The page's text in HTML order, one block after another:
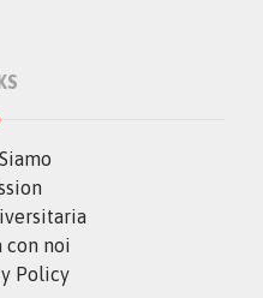
con noi
Policy